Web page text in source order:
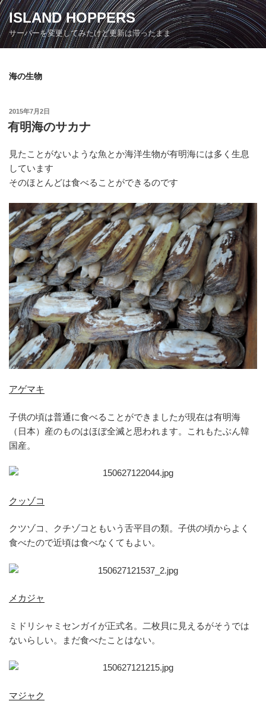
コ
ン
テ
ン
ISLAND HOPPERS
サーバーを変更してみたけど更新は滞ったまま
海の生物
投
稿
日:
2015年7月2日
有明海のサカナ
見たことがないような魚とか海洋生物が有明海には多く生息
しています
そのほとんどは食べることができるのです
アゲマキ
子供の頃は普通に食べることができましたが現在は有明海
（日本）産のものはほぼ全滅と思われます。これもたぶん韓
国産。
クッゾコ
クツゾコ、クチゾコともいう舌平目の類。子供の頃からよく
食べたので近頃は食べなくてもよい。
メカジャ
ミドリシャミセンガイが正式名。二枚貝に見えるがそうでは
ないらしい。まだ食べたことはない。
マジャク